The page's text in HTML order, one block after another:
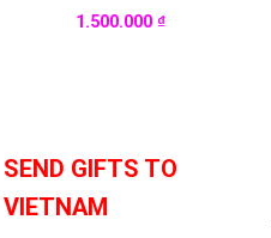
1.500.000 ₫
SEND GIFTS TO
VIETNAM